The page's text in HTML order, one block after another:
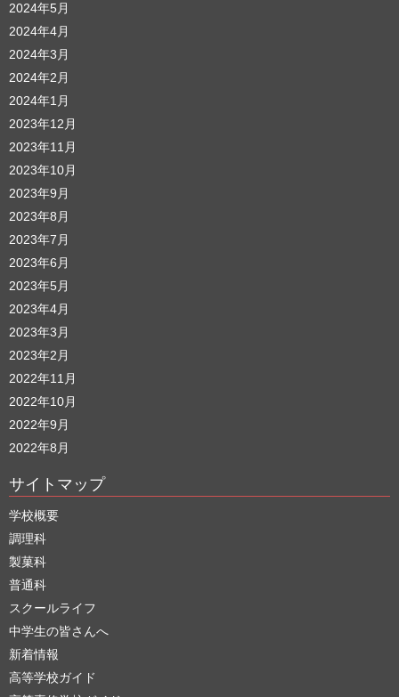
2024年5月
2024年4月
2024年3月
2024年2月
2024年1月
2023年12月
2023年11月
2023年10月
2023年9月
2023年8月
2023年7月
2023年6月
2023年5月
2023年4月
2023年3月
2023年2月
2022年11月
2022年10月
2022年9月
2022年8月
サイトマップ
学校概要
調理科
製菓科
普通科
スクールライフ
中学生の皆さんへ
新着情報
高等学校ガイド